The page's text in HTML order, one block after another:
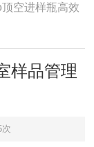
空进样瓶高效
样品管理
次